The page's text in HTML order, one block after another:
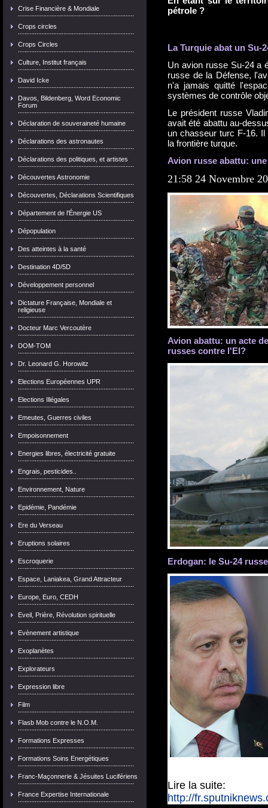
Crise Financière & Mondiale
Crops circles
Crops Circles
Culture, Institut français
David Icke
Davos, Bildenberg, Word Economic
Forum
Déclaration de souveraineté humaine
Déclarations des astronautes
Déclarations des politiques, et artistes
Découvertes Astronomie
Découvertes, Déclarations Scientifiques
Département de l'Énergie US
Dépopulation
Des atteintes à la santé
Destination 4D/5D
Développement personnel
Dictature Française, Mondiale et
religieuse
Docteur Marc Vercoutère
DOM-TOM
Dr. Leonard G. Horowitz
Elections Européennes UPR
Elections Illégales
Emeutes, Guerres civiles
Empoisonnement
Energies libres, électricité gratuite
Engrais, pesticides..
Environnement, Nature
Epidémie, Pandémie
Ere du Verseau
Eruptions solaires
Escroquerie
Espace, Laniakea, Grand Attracteur
Europe, Euro, CEDH
Eveil, Prière, Révolution spirituelle
Evènement artistique
Exoplanètes
Explorateurs
Expression libre
Film
Flasb Mob contre le N.O.M.
Formations Expresses
Formations Soins Energétiques
Franc-Maçonnerie & Jésuites Lucifériens
France Expertise Internationale
pétrole ?
La Turquie abat un Su-
Un avion russe Su-24 a
russe de la Défense,
n'a jamais quitté
systèmes de contrôle
Le président russe
avait été abattu au-
un chasseur turc F-16.
la frontière turque.
Avion russe abattu:
21:58 24 Novembre
Avion abattu: un acte
russes contre l'EI?
Erdogan: le Su-24
Lire la suite:
http://